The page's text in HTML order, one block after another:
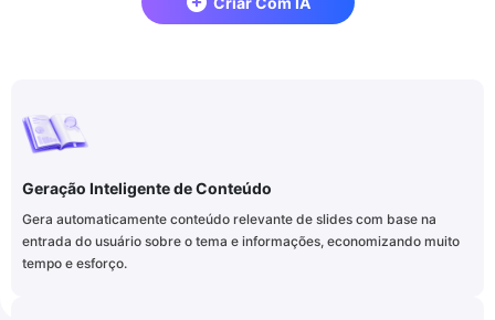
Geração Inteligente de Conteúdo
Gera automaticamente conteúdo relevante de slides com base na
entrada do usuário sobre o tema e informações, economizando muito
tempo e esforço.